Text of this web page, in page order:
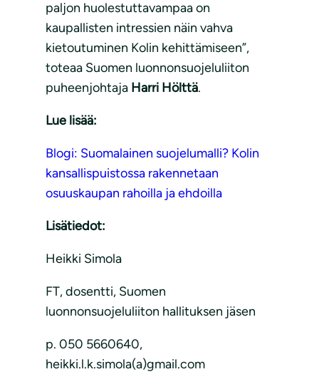
paljon huolestuttavampaa on
kaupallisten intressien näin vahva
kietoutuminen Kolin kehittämiseen”,
toteaa Suomen luonnonsuojeluliiton
puheenjohtaja Harri Hölttä.
Lue lisää:
Blogi: Suomalainen suojelumalli? Kolin
kansallispuistossa rakennetaan
osuuskaupan rahoilla ja ehdoilla
Lisätiedot:
Heikki Simola
FT, dosentti, Suomen
luonnonsuojeluliiton hallituksen jäsen
p. 050 5660640,
heikki.l.k.simola(a)gmail.com